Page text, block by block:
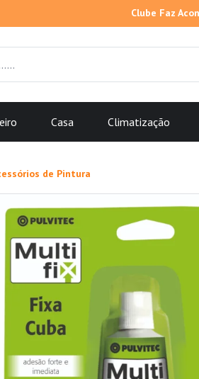
Clube Faz
Casa Climatização
de Pintura